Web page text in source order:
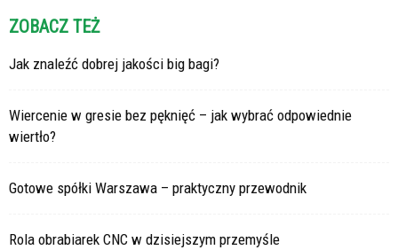
ZOBACZ TEŻ
Jak znaleźć dobrej jakości big bagi?
Wiercenie w gresie bez pęknięć – jak wybrać odpowiednie
wiertło?
Gotowe spółki Warszawa – praktyczny przewodnik
Rola obrabiarek CNC w dzisiejszym przemyśle